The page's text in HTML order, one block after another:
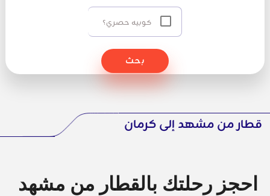
كوبيه حصري؟
بحث
قطار من مشهد إلى كرمان
احجز رحلتك بالقطار من مشهد